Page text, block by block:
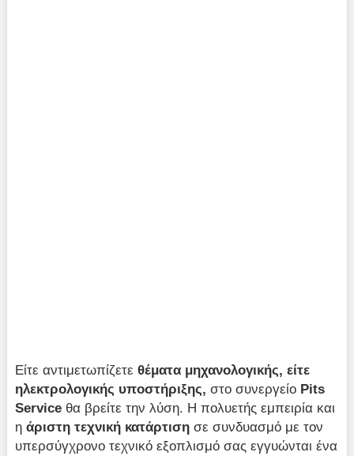
Είτε αντιμετωπίζετεθέματα μηχανολογικής, είτε
ηλεκτρολογικής υποστήριξης, στο συνεργείο Pits
Service θα βρείτε την λύση. Η πολυετής εμπειρία και
ηάριστη τεχνική κατάρτιση σε συνδυασμό με τον
υπερσύγχρονο τεχνικό εξοπλισμό σας εγγυώνται ένα